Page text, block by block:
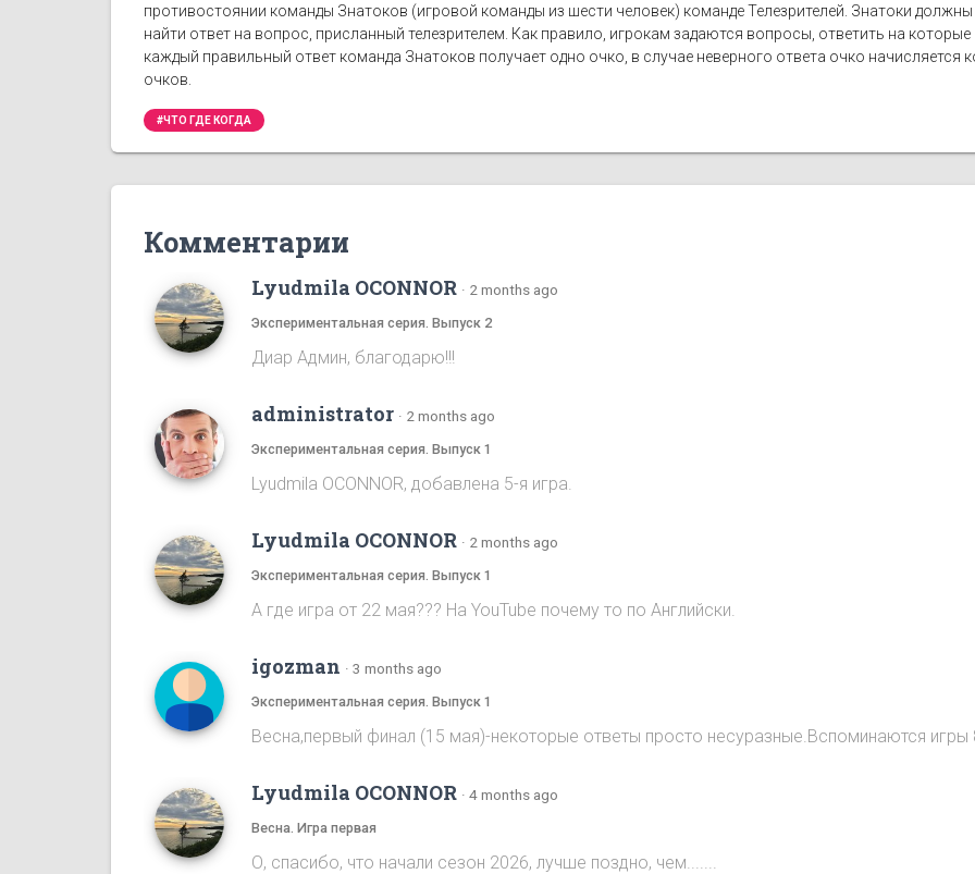
противостоянии команды Знатоков (игровой команды из шести человек) команде Телезрителей. Знатоки
найти ответ на вопрос, присланный телезрителем. Как правило, игрокам задаются вопросы, ответить на
каждый правильный ответ команда Знатоков получает одно очко, в случае неверного ответа очко начисляется
очков.
#ЧТО ГДЕ КОГДА
Комментарии
Lyudmila OCONNOR · 2 months ago
Экспериментальная серия. Выпуск 2
Диар Админ, благодарю!!!
administrator · 2 months ago
Экспериментальная серия. Выпуск 1
Lyudmila OCONNOR, добавлена 5-я игра.
Lyudmila OCONNOR · 2 months ago
Экспериментальная серия. Выпуск 1
А где игра от 22 мая??? На YouTube почему то по Английски.
igozman · 3 months ago
Экспериментальная серия. Выпуск 1
Весна,первый финал (15 мая)-некоторые ответы просто несуразные.Вспоминаются игры
Lyudmila OCONNOR · 4 months ago
Весна. Игра первая
О, спасибо, что начали сезон 2026, лучше поздно, чем.......